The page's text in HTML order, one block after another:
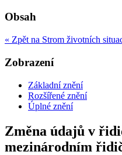
Obsah
« Zpět na Strom životních
Zobrazení
Základní znění
Rozšířené znění
Úplné znění
Změna údajů v
mezinárodním